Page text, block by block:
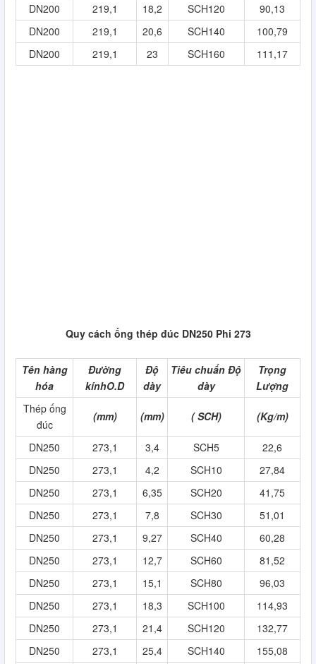
DN200
219,1 18,2 SCH120
90,13
DN200
219,1 20,6 SCH140
100,79
DN200
219,1 23 SCH160 111,17
Quy cách ống thép đúc DN250 Phi 273
Tên hàng
hóa
Đường
kínhO.D
Độ
dày
Tiêu chuẩn Độ
dày
Trọng
Lượng
Thép ống
đúc
(mm) (mm) ( SCH) (Kg/m)
DN250 273,1 3,4 SCH5
22,6
DN250
273,1 4,2 SCH10
27,84
DN250
273,1 6,35 SCH20
41,75
DN250
273,1 7,8 SCH30
51,01
DN250
273,1 9,27 SCH40
60,28
DN250
273,1 12,7 SCH60
81,52
DN250
273,1 15,1 SCH80
96,03
DN250
273,1 18,3 SCH100
114,93
DN250
273,1 21,4 SCH120
132,77
DN250
273,1 25,4 SCH140
155,08